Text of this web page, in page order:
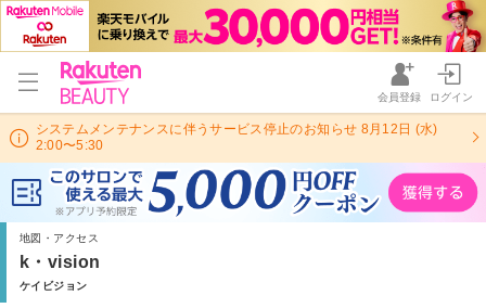
会員登録 ログイン
システムメンテナンスに伴うサービス停止のお知らせ 8月12日 (水)
2:00〜5:30
地図・アクセス
k・vision
ケイビジョン